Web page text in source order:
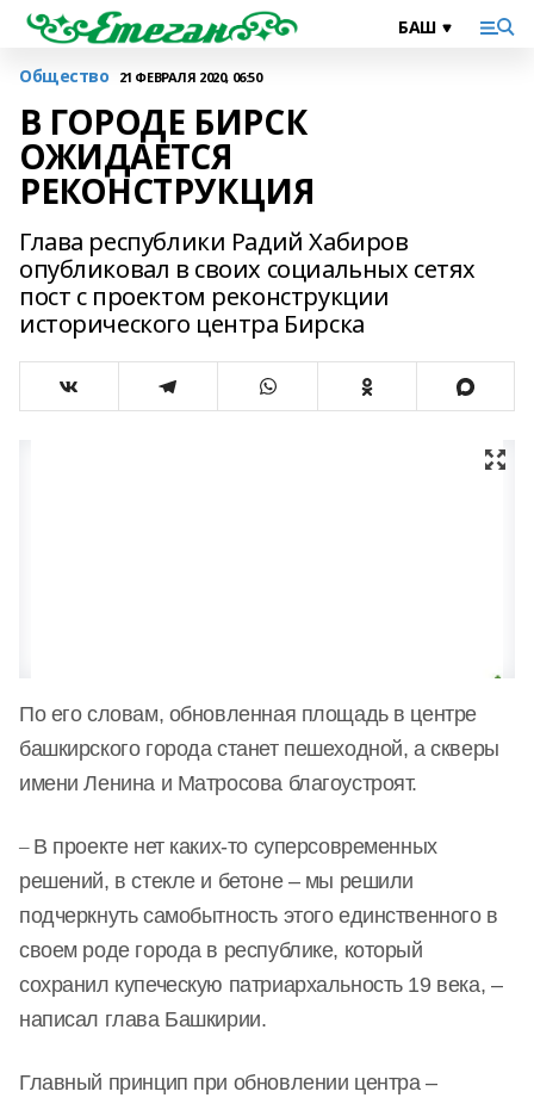
Общество 21 ФЕВРАЛЯ 2020, 06:50
В ГОРОДЕ БИРСК
ОЖИДАЕТСЯ
РЕКОНСТРУКЦИЯ
Глава республики Радий Хабиров
опубликовал в своих социальных сетях
пост с проектом реконструкции
исторического центра Бирска
По его словам, обновленная площадь в центре
башкирского города станет пешеходной, а скверы
имени Ленина и Матросова благоустроят.
– В проекте нет каких-то суперсовременных
решений, в стекле и бетоне – мы решили
подчеркнуть самобытность этого единственного в
своем роде города в республике, который
сохранил купеческую патриархальность 19 века, –
написал глава Башкирии.
Главный принцип при обновлении центра –